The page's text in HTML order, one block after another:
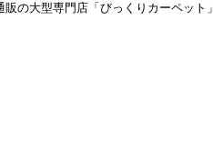
の大型専門店「びっくりカーペット」